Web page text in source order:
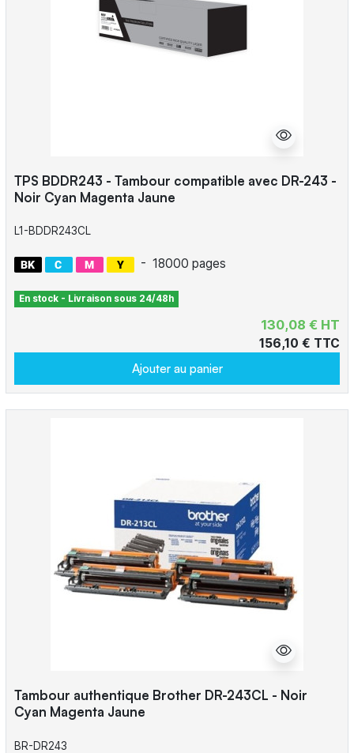
TPS BDDR243 - Tambour compatible avec DR-243 -
Noir Cyan Magenta Jaune
L1-BDDR243CL
- 18000 pages
En stock - Livraison sous 24/48h
130,08 € HT
156,10 € TTC
Ajouter au panier
Tambour authentique Brother DR-243CL - Noir
Cyan Magenta Jaune
BR-DR243